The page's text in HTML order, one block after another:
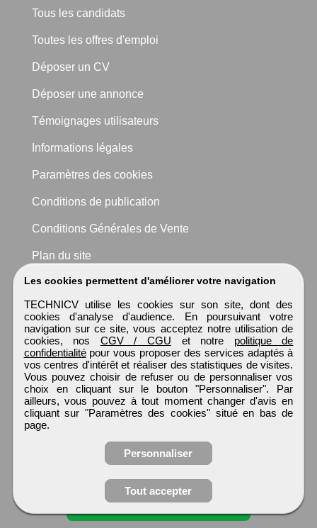
Obtenir ses
coordonnées
Les cookies permettent d'améliorer votre navigation
TECHNICV utilise les cookies sur son site, dont des
cookies d'analyse d'audience. En poursuivant votre
navigation sur ce site, vous acceptez notre utilisation de
cookies, nos CGV / CGU et notre politique de
confidentialitépour vous proposer des services adaptés à
vos centres d'intérêt et réaliser des statistiques de visites.
Vous pouvez choisir de refuser ou de personnaliser vos
choix en cliquant sur le bouton "Personnaliser". Par
ailleurs, vous pouvez à tout moment changer d'avis en
cliquant sur "Paramètres des cookies" situé en bas de
page.
Personnaliser
Tout accepter
Tous les candidats
Toutes les offres d'emploi
Déposer un CV
Déposer une annonce
Témoignages utilisateurs
Informations légales
Paramètres des cookies
Conditions de publication
Conditions Générales de Vente
Plan du site
TECHNICV
Tous droits réservés © 1999 - 2026